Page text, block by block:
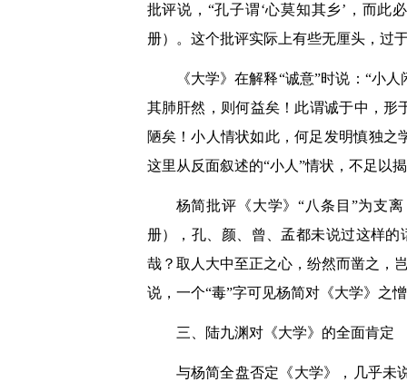
批评说，“孔子谓‘心莫知其乡’，而此
册）。这个批评实际上有些无厘头，过
《大学》在解释“诚意”时说：“小
其肺肝然，则何益矣！此谓诚于中，形
陋矣！小人情状如此，何足发明慎独之
这里从反面叙述的“小人”情状，不足以
杨简批评《大学》“八条目”为支
册），孔、颜、曾、孟都未说过这样
哉？取人大中至正之心，纷然而凿之，
说，一个“毒”字可见杨简对《大学》之
三、陆九渊对《大学》的全面肯定
与杨简全盘否定《大学》，几乎未